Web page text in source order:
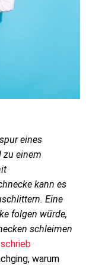
eines
zu einem
kann es
Eine
folgen würde,
schleimen
schrieb
warum